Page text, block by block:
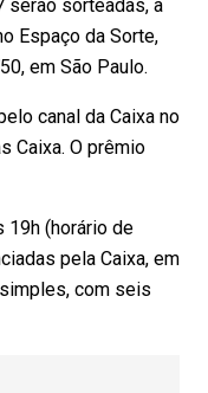
serão sorteadas, a
Espaço da Sorte,
em São Paulo.
canal da Caixa no
Caixa. O prêmio
(horário de
pela Caixa, em
com seis